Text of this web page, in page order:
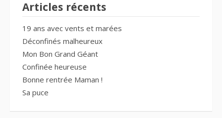
Articles récents
19 ans avec vents et marées
Déconfinés malheureux
Mon Bon Grand Géant
Confinée heureuse
Bonne rentrée Maman !
Sa puce